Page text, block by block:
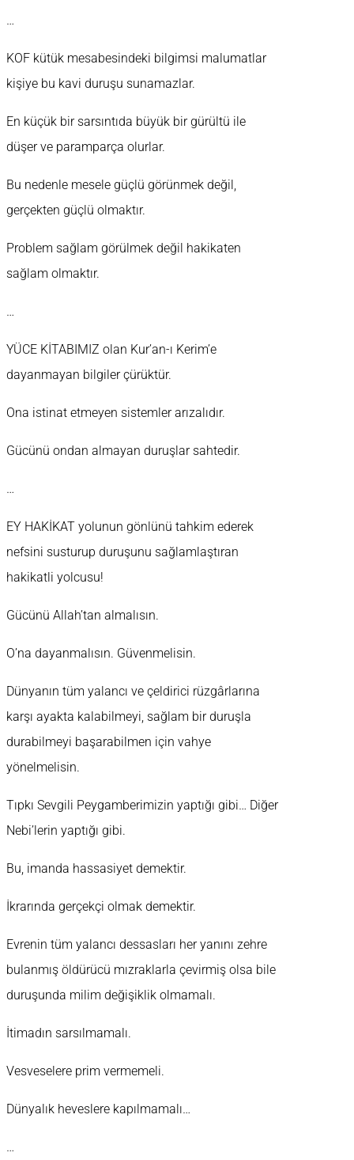
…
KOF kütük mesabesindeki bilgimsi malumatlar
kişiye bu kavi duruşu sunamazlar.
En küçük bir sarsıntıda büyük bir gürültü ile
düşer ve paramparça olurlar.
Bu nedenle mesele güçlü görünmek değil,
gerçekten güçlü olmaktır.
Problem sağlam görülmek değil hakikaten
sağlam olmaktır.
…
YÜCE KİTABIMIZ olan Kur’an-ı Kerim’e
dayanmayan bilgiler çürüktür.
Ona istinat etmeyen sistemler arızalıdır.
Gücünü ondan almayan duruşlar sahtedir.
…
EY HAKİKAT yolunun gönlünü tahkim ederek
nefsini susturup duruşunu sağlamlaştıran
hakikatli yolcusu!
Gücünü Allah’tan almalısın.
O’na dayanmalısın. Güvenmelisin.
Dünyanın tüm yalancı ve çeldirici rüzgârlarına
karşı ayakta kalabilmeyi, sağlam bir duruşla
durabilmeyi başarabilmen için vahye
yönelmelisin.
Tıpkı Sevgili Peygamberimizin yaptığı gibi… Diğer
Nebi’lerin yaptığı gibi.
Bu, imanda hassasiyet demektir.
İkrarında gerçekçi olmak demektir.
Evrenin tüm yalancı dessasları her yanını zehre
bulanmış öldürücü mızraklarla çevirmiş olsa bile
duruşunda milim değişiklik olmamalı.
İtimadın sarsılmamalı.
Vesveselere prim vermemeli.
Dünyalık heveslere kapılmamalı…
…